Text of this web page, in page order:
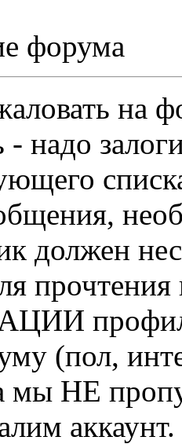
форума
на
- надо
должен
профиль
(пол,
мы НЕ